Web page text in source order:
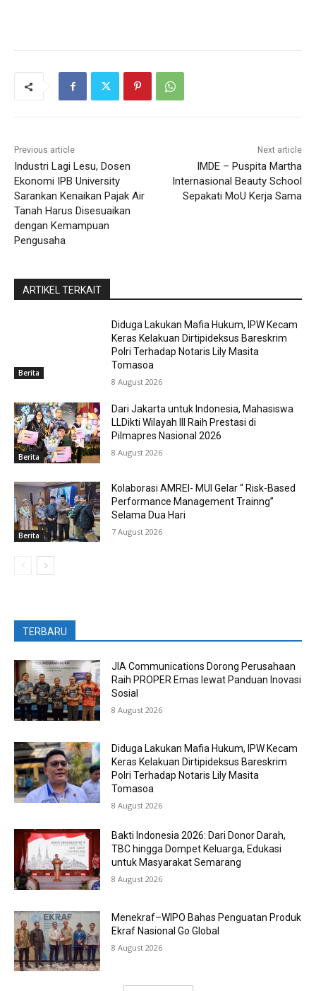
Previous article
Industri Lagi Lesu, Dosen
Ekonomi IPB University
Sarankan Kenaikan Pajak Air
Tanah Harus Disesuaikan
dengan Kemampuan
Pengusaha
Next article
IMDE – Puspita Martha
Internasional Beauty School
Sepakati MoU Kerja Sama
ARTIKEL TERKAIT
Berita
Diduga Lakukan Mafia Hukum, IPW Kecam
Keras Kelakuan Dirtipideksus Bareskrim
Polri Terhadap Notaris Lily Masita
Tomasoa
8 August 2026
Berita
Dari Jakarta untuk Indonesia, Mahasiswa
LLDikti Wilayah III Raih Prestasi di
Pilmapres Nasional 2026
8 August 2026
Berita
Kolaborasi AMREI- MUI Gelar “ Risk-Based
Performance Management Trainng”
Selama Dua Hari
7 August 2026
TERBARU
JIA Communications Dorong Perusahaan
Raih PROPER Emas lewat Panduan Inovasi
Sosial
8 August 2026
Diduga Lakukan Mafia Hukum, IPW Kecam
Keras Kelakuan Dirtipideksus Bareskrim
Polri Terhadap Notaris Lily Masita
Tomasoa
8 August 2026
Bakti Indonesia 2026: Dari Donor Darah,
TBC hingga Dompet Keluarga, Edukasi
untuk Masyarakat Semarang
8 August 2026
Menekraf–WIPO Bahas Penguatan Produk
Ekraf Nasional Go Global
8 August 2026